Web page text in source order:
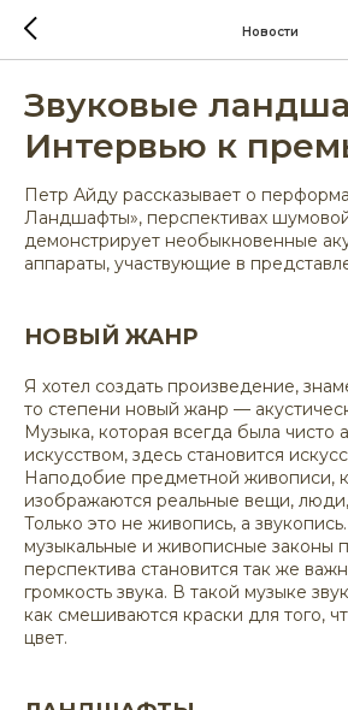
Новости
Звуковые
Интервью к
Петр Айду рассказывает о
Ландшафты», перспективах
демонстрирует необыкновенные
аппараты, участвующие в
НОВЫЙ ЖАНР
Я хотел создать произведение,
то степени новый жанр —
Музыка, которая всегда была чисто
искусством, здесь становится
Наподобие предметной живописи,
изображаются реальные вещи,
Только это не живопись, а
музыкальные и живописные законы
перспектива становится так же
громкость звука. В такой музыке
как смешиваются краски для того,
цвет.